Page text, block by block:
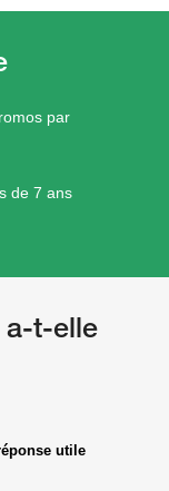
par
de 7 ans
a-t-elle
utile